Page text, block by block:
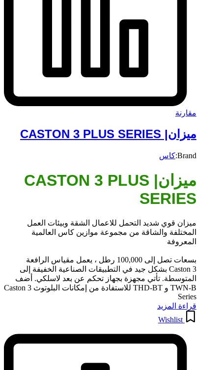
مقارنة
ميزان| CASTON 3 PLUS SERIES
Brand: كاس
ميزان| CASTON 3 PLUS
SERIES
ميزان قوي شديد التحمل للاعمال الشقة وبيئات العمل
المختلفة والشاقة من مجموعة موازين كاس العالمية
المعروفة
بسعات تصل إلى 100,000 رطل ، يعمل مقياس الرافعة
Caston 3 بشكل جيد في التطبيقات الصناعية الخفيفة إلى
المتوسطة. تأتي مجهزة بجهاز تحكم عن بعد لاسلكي. أضف
TWN-B و THD-BT للاستفادة من إمكانات البلوتوث Caston 3
Series
قراءة المزيد
Wishlist